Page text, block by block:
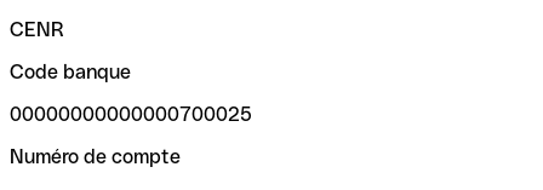
CENR
Code banque
00000000000000700025
Numéro de compte